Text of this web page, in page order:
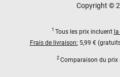
Copyright ©
1 Tous les prix incluent
Frais de livraison: 5,99 €
2 Comparaison du prix